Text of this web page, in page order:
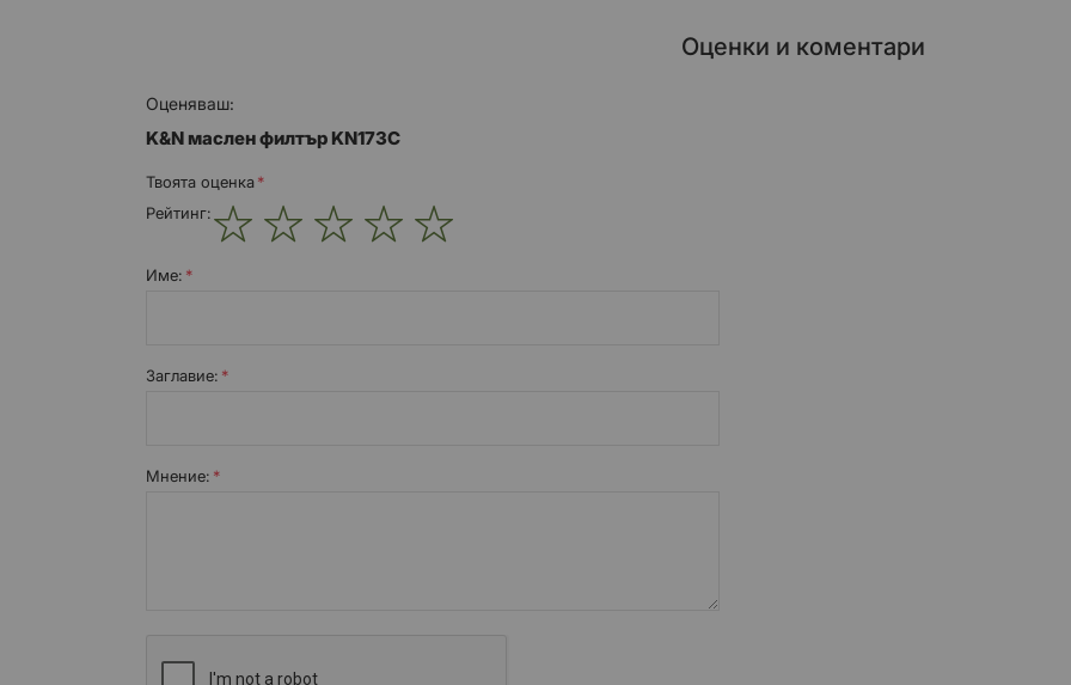
Оценки и коментари
Оценяваш:
K&N маслен филтър KN173C
Твоята оценка
Рейтинг:
Име:
Заглавиe:
Мнение: